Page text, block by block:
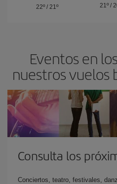
22º/ 21º
21º/
Eventos en
nuestros vuelos
Consulta los
Conciertos, teatro, festivales,